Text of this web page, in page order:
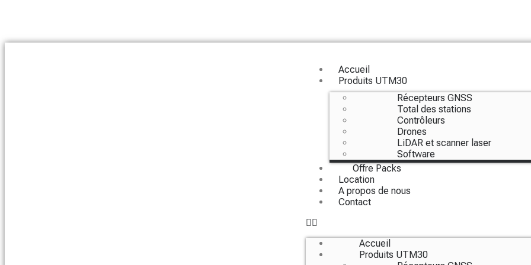
Accueil
Produits UTM30
Récepteurs GNSS
Total des stations
Contrôleurs
Drones
LiDAR et scanner laser
Software
Offre Packs
Location
A propos de nous
Contact
Accueil
Produits UTM30